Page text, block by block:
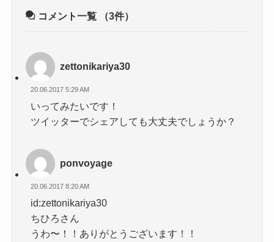
コメント一覧 （3件）
zettonikariya30
20.06.2017 5:29 AM
いってみたいです！
ツイッターでシェアしても大丈夫でしょうか？
ponvoyage
20.06.2017 8:20 AM
id:zettonikariya30
ちひろさん
うわ〜！！ありがとうございます！！